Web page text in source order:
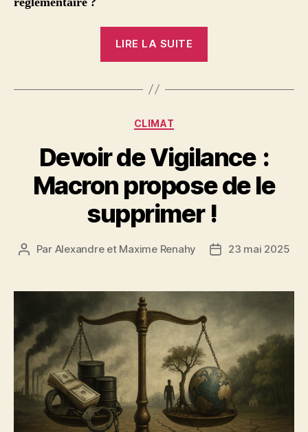
LIRE LA SUITE
en
le
fisc «
Catégories
CLIMAT
Devoir de Vigilance :
Macron propose de le
supprimer !
Auteur
Par Alexandre et Maxime Renahy
Date23 mai 2025